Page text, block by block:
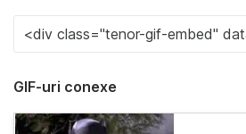
GIF-uri conexe